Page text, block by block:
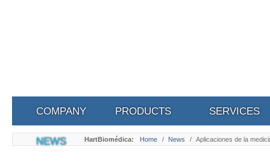
COMPANY PRODUCTS SERVICES
NEWS HartBiomédica: Home / News / Aplicaciones de la